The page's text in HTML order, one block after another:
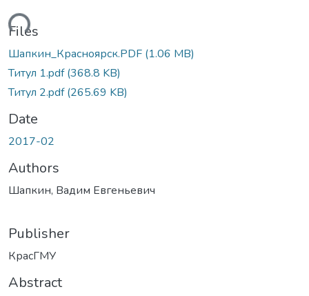
Files
Шапкин_Красноярск.PDF (1.06 MB)
Титул 1.pdf(368.8 KB)
Титул 2.pdf(265.69 KB)
Date
2017-02
Authors
Шапкин, Вадим Евгеньевич
Publisher
КрасГМУ
Abstract